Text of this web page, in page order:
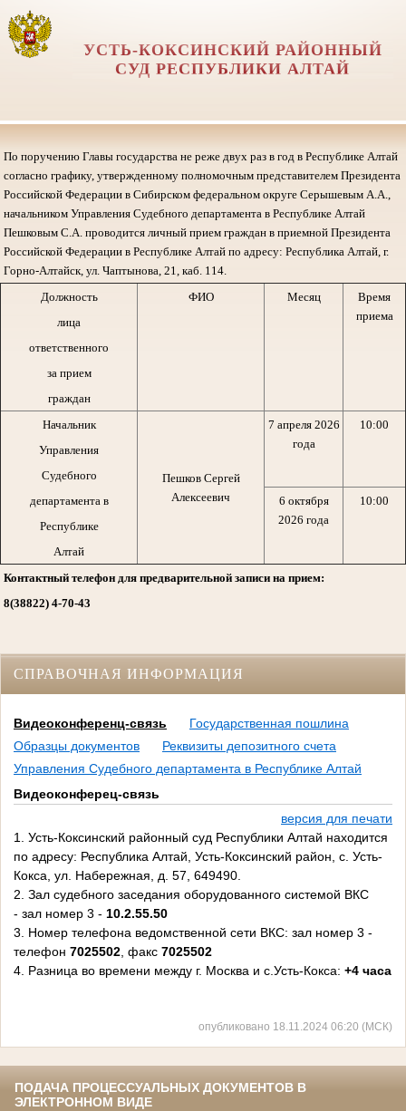
УСТЬ-КОКСИНСКИЙ РАЙОННЫЙ
СУД РЕСПУБЛИКИ АЛТАЙ
По поручению Главы государства не реже двух раз в год в Республике Алтай
согласно графику, утвержденному полномочным представителем Президента
Российской Федерации в Сибирском федеральном округе Серышевым А.А.,
начальником Управления Судебного департамента в Республике Алтай
Пешковым С.А. проводится личный прием граждан в приемной Президента
Российской Федерации в Республике Алтай по адресу: Республика Алтай, г.
Горно-Алтайск, ул. Чаптынова, 21, каб. 114.
Должность
лица
ответственного
за прием
граждан
ФИО Месяц
Время
приема
Начальник
Управления
Судебного
департамента в
Республике
Алтай
Пешков Сергей
Алексеевич
7 апреля 2026
года
10:00
6 октября
2026 года
10:00
Контактный телефон для предварительной записи на прием:
8(38822) 4-70-43
СПРАВОЧНАЯ ИНФОРМАЦИЯ
Видеоконференц-связь
Государственная пошлина
Образцы документов
Реквизиты депозитного счета
Управления Судебного департамента в Республике Алтай
Видеоконферец-связь
версия для печати
1. Усть-Коксинский районный суд Республики Алтай находится
по адресу: Республика Алтай , Усть-Коксинский район, с. Усть-
Кокса, ул. Набережная, д. 57, 649490
2. Зал судебного заседания оборудованного системой ВКС
- зал номер 3 - 10.2.55.50
3. Номер телефона ведомственной сети ВКС: зал номер 3 -
телефон 7025502 , факс 7025502
4. Разница во времени между г. Москва и с.Усть-Кокса: +4 часа
опубликовано 18.11.2024 06:20 (МСК)
ПОДАЧА ПРОЦЕССУАЛЬНЫХ ДОКУМЕНТОВ В
ЭЛЕКТРОННОМ ВИДЕ